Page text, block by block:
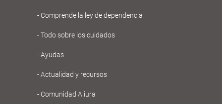
Navegació
principal
Gent
Gran
Comprende la ley de dependencia
Todo sobre los cuidados
Ayudas
Actualidad y recursos
Comunidad Aliura